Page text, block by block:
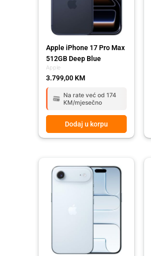
Apple
Apple iPhone 17 Pro Max
512GB Deep Blue
3.799,00 KM
Na rate već od 174
KM/mjesečno
Dodaj u korpu